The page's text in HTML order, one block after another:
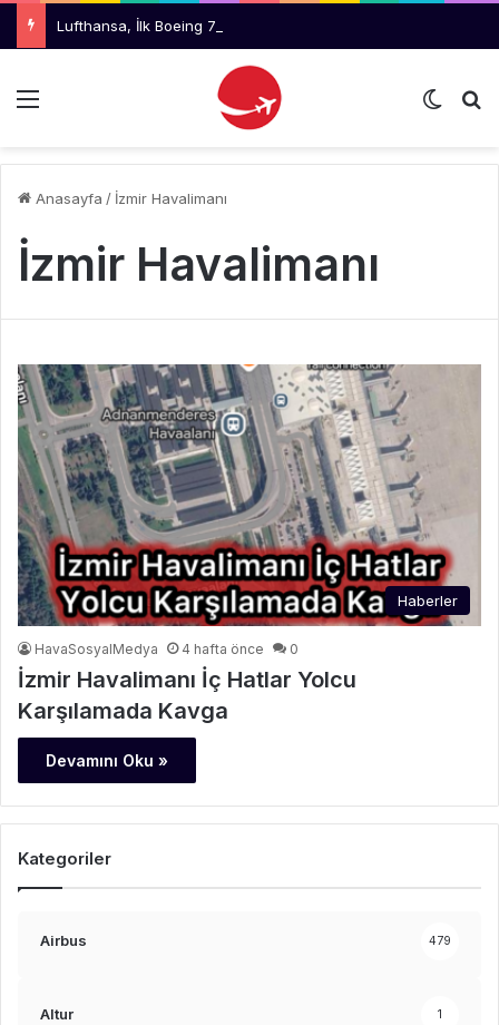
Menü Dış
Anasayfa / İzmir Havalimanı
İzmir Havalimanı
Haberler
HavaSosyalMedya 4 hafta önce 0
İzmir Havalimanı İç Hatlar Yolcu
Karşılamada Kavga
Devamını Oku »
Kategoriler
Airbus 479
Altur 1